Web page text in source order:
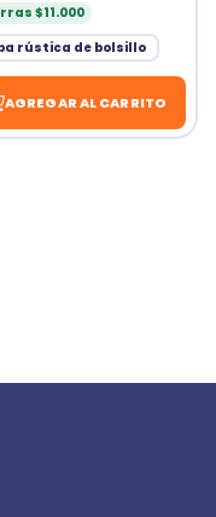
$11.000
rústica de bolsillo
AGREGAR AL CARRITO